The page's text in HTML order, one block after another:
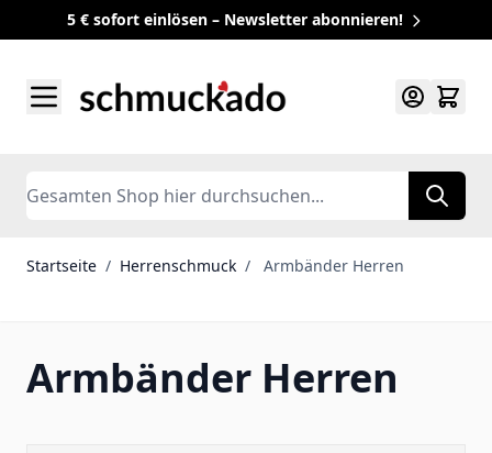
5 € sofort einlösen – Newsletter abonnieren!
Search
Startseite / Herrenschmuck / Armbänder Herren
Armbänder Herren